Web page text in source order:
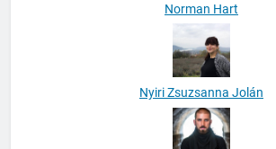
Norman Hart
Nyiri Zsuzsanna Jolán